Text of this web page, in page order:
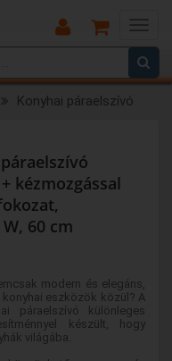
Main
Menu
Konyhai páraelszívó
kézmozgással
60 cm
modern és elegáns,
konyhai eszközök közül? A
páraelszívó különleges
készült, hogy
világába.